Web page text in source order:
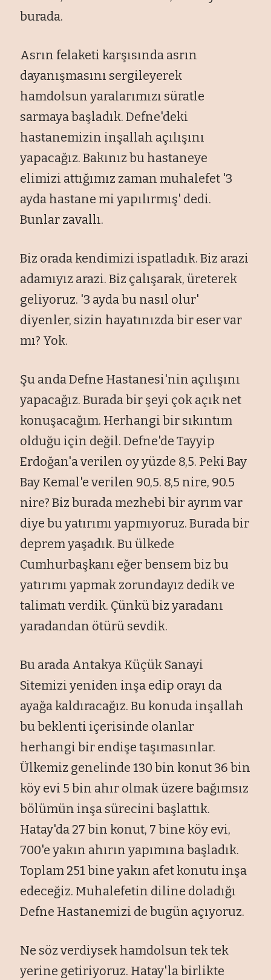
burada.
Asrın felaketi karşısında asrın
dayanışmasını sergileyerek
hamdolsun yaralarımızı süratle
sarmaya başladık. Defne'deki
hastanemizin inşallah açılışını
yapacağız. Bakınız bu hastaneye
elimizi attığımız zaman muhalefet '3
ayda hastane mi yapılırmış' dedi.
Bunlar zavallı.
Biz orada kendimizi ispatladık. Biz arazi
adamıyız arazi. Biz çalışarak, üreterek
geliyoruz. '3 ayda bu nasıl olur'
diyenler, sizin hayatınızda bir eser var
mı? Yok.
Şu anda Defne Hastanesi'nin açılışını
yapacağız. Burada bir şeyi çok açık net
konuşacağım. Herhangi bir sıkıntım
olduğu için değil. Defne'de Tayyip
Erdoğan'a verilen oy yüzde 8,5. Peki Bay
Bay Kemal'e verilen 90,5. 8,5 nire, 90.5
nire? Biz burada mezhebi bir ayrım var
diye bu yatırımı yapmıyoruz. Burada bir
deprem yaşadık. Bu ülkede
Cumhurbaşkanı eğer bensem biz bu
yatırımı yapmak zorundayız dedik ve
talimatı verdik. Çünkü biz yaradanı
yaradandan ötürü sevdik.
Bu arada Antakya Küçük Sanayi
Sitemizi yeniden inşa edip orayı da
ayağa kaldıracağız. Bu konuda inşallah
bu beklenti içerisinde olanlar
herhangi bir endişe taşımasınlar.
Ülkemiz genelinde 130 bin konut 36 bin
köy evi 5 bin ahır olmak üzere bağımsız
bölümün inşa sürecini başlattık.
Hatay'da 27 bin konut, 7 bine köy evi,
700'e yakın ahırın yapımına başladık.
Toplam 251 bine yakın afet konutu inşa
edeceğiz. Muhalefetin diline doladığı
Defne Hastanemizi de bugün açıyoruz.
Ne söz verdiysek hamdolsun tek tek
yerine getiriyoruz. Hatay'la birlikte